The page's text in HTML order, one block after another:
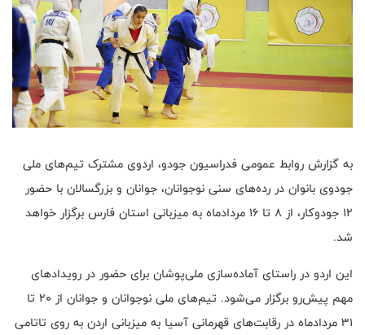
به گزارش روابط عمومی فدراسیون جودو، اردوی مشترک تیم‌های ملی
جودوی بانوان در رده‌های سنی نوجوانان، جوانان و بزرگسالان با حضور
۱۲ جودوکار، از ۸ تا ۱۶ مردادماه به میزبانی استان فارس برگزار خواهد
شد.
این اردو در راستای آماده‌سازی ملی‌پوشان برای حضور در رویدادهای
مهم پیش‌رو برگزار می‌شود. تیم‌های ملی نوجوانان و جوانان از ۲۰ تا
۳۱ مردادماه در رقابت‌های قهرمانی آسیا به میزبانی اردن به روی تاتامی